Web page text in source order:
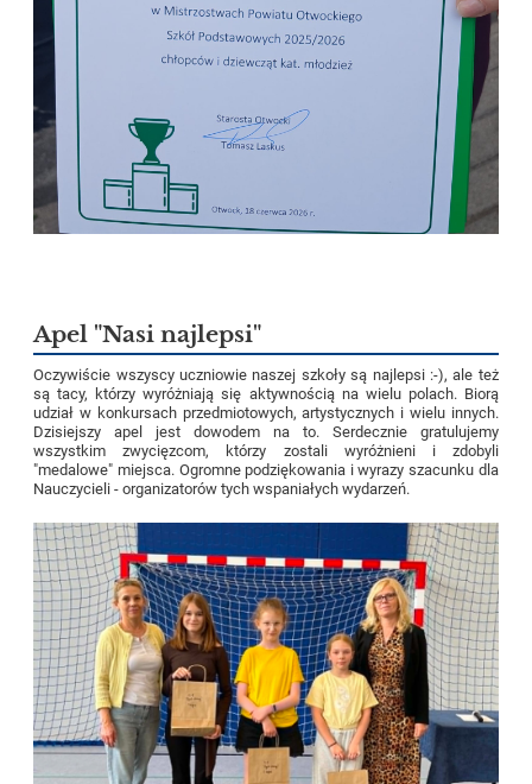
Apel "Nasi najlepsi"
Oczywiście wszyscy uczniowie naszej szkoły są najlepsi :-), ale też
są tacy, którzy wyróżniają się aktywnością na wielu polach. Biorą
udział w konkursach przedmiotowych, artystycznych i wielu innych.
Dzisiejszy apel jest dowodem na to. Serdecznie gratulujemy
wszystkim zwycięzcom, którzy zostali wyróżnieni i zdobyli
"medalowe" miejsca. Ogromne podziękowania i wyrazy szacunku dla
Nauczycieli - organizatorów tych wspaniałych wydarzeń.